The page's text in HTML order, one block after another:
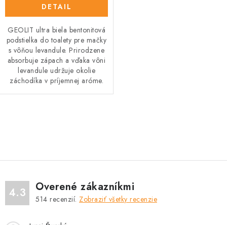
DETAIL
GEOLIT ultra biela bentonitová
podstielka do toalety pre mačky
s vôňou levandule. Prirodzene
absorbuje zápach a vďaka vôni
levandule udržuje okolie
záchodíka v príjemnej aróme.
á
d
a
c
4.3 Overené zákazníkmi
514 recenzií. Zobraziť všetky recenzie